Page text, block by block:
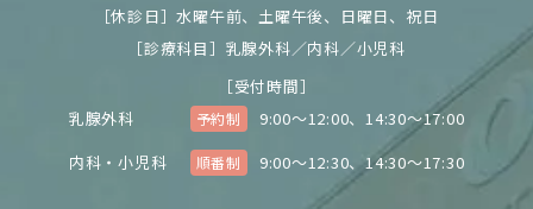
［休診日］水曜午前、土曜午後、日曜日、祝日
［診療科目］ 乳腺外科／内科／小児科
［受付時間］
乳腺外科
予約制
9:00～12:00、14:30～17:00
内科・小児科
順番制 9:00～12:30、14:30～17:30